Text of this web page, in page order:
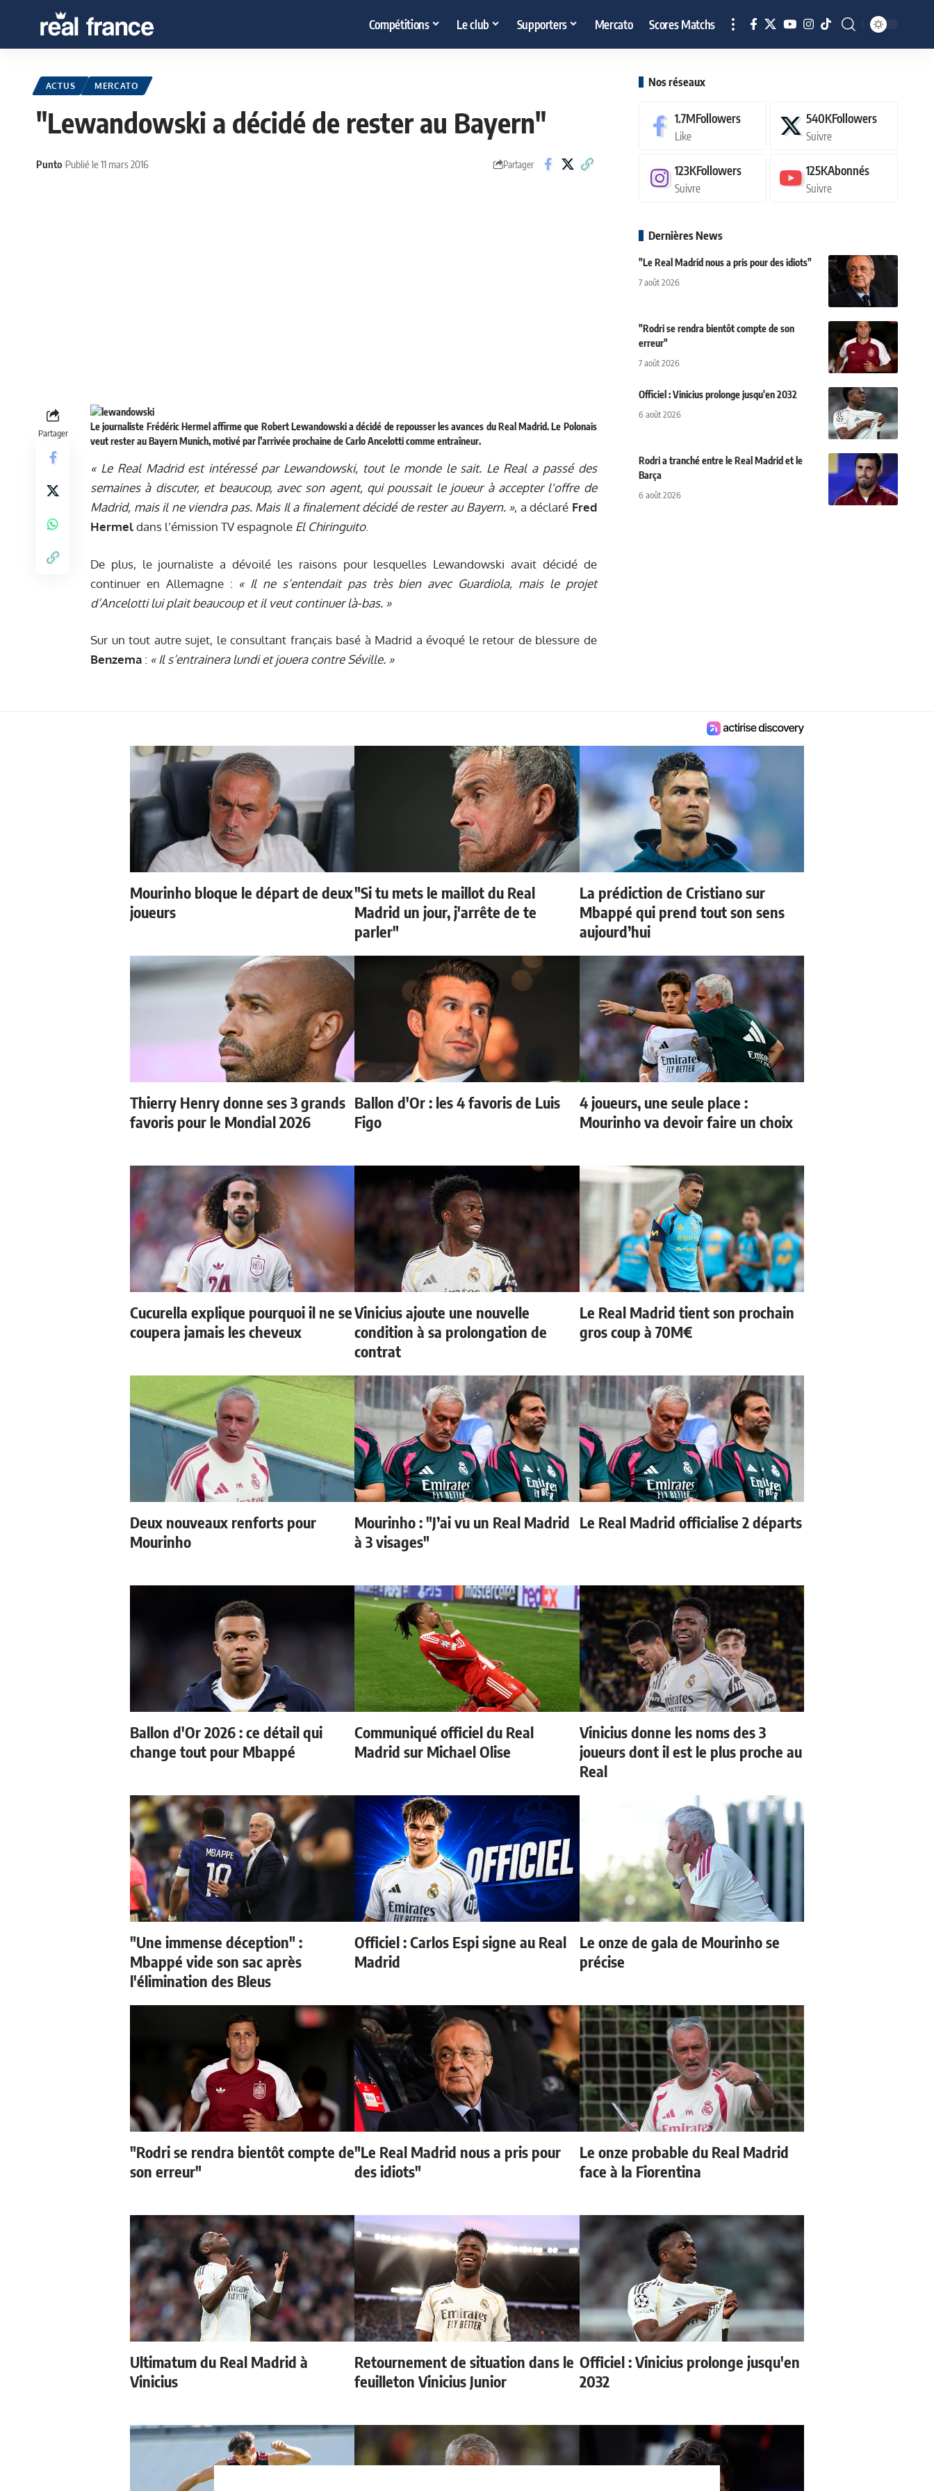
Compétitions Le club Supporters Mercato Scores Matchs
ACTUS MERCATO
"Lewandowski a décidé de rester au Bayern"
Punto Publié le 11 mars 2016 Partager
Partager
Le journaliste Frédéric Hermel affirme que Robert Lewandowski a décidé de repousser les avances du Real Madrid. Le Polonais
veut rester au Bayern Munich, motivé par l’arrivée prochaine de Carlo Ancelotti comme entraîneur.
« Le Real Madrid est intéressé par Lewandowski, tout le monde le sait. Le Real a passé des
semaines à discuter, et beaucoup, avec son agent, qui poussait le joueur à accepter l'offre de
Madrid, mais il ne viendra pas. Mais Il a finalement décidé de rester au Bayern. », a déclaré Fred
Hermeldans l’émission TV espagnole El Chiringuito.
De plus, le journaliste a dévoilé les raisons pour lesquelles Lewandowski avait décidé de
continuer en Allemagne : « Il ne s’entendait pas très bien avec Guardiola, mais le projet
d’Ancelotti lui plait beaucoup et il veut continuer là-bas. »
Sur un tout autre sujet, le consultant français basé à Madrid a évoqué le retour de blessure de
Benzema : « Il s’entrainera lundi et jouera contre Séville. »
Nos réseaux
1.7MFollowers
Like
540KFollowers
Suivre
123KFollowers
Suivre
125KAbonnés
Suivre
Dernières News
"Le Real Madrid nous a pris pour des idiots"
7 août 2026
"Rodri se rendra bientôt compte de son
erreur"
7 août 2026
Officiel : Vinicius prolonge jusqu'en 2032
6 août 2026
Rodri a tranché entre le Real Madrid et le
Barça
6 août 2026
Mourinho bloque le départ de deux
joueurs
"Si tu mets le maillot du Real
Madrid un jour, j'arrête de te
parler"
La prédiction de Cristiano sur
Mbappé qui prend tout son sens
aujourd’hui
Thierry Henry donne ses 3 grands
favoris pour le Mondial 2026
Ballon d'Or : les 4 favoris de Luis
Figo
4 joueurs, une seule place :
Mourinho va devoir faire un choix
Cucurella explique pourquoi il ne se
coupera jamais les cheveux
Vinicius ajoute une nouvelle
condition à sa prolongation de
contrat
Le Real Madrid tient son prochain
gros coup à 70M€
Deux nouveaux renforts pour
Mourinho
Mourinho : "J’ai vu un Real Madrid
à 3 visages"
Le Real Madrid officialise 2 départs
Ballon d'Or 2026 : ce détail qui
change tout pour Mbappé
Communiqué officiel du Real
Madrid sur Michael Olise
Vinicius donne les noms des 3
joueurs dont il est le plus proche au
Real
"Une immense déception" :
Mbappé vide son sac après
l'élimination des Bleus
Officiel : Carlos Espi signe au Real
Madrid
Le onze de gala de Mourinho se
précise
"Rodri se rendra bientôt compte de
son erreur"
"Le Real Madrid nous a pris pour
des idiots"
Le onze probable du Real Madrid
face à la Fiorentina
Ultimatum du Real Madrid à
Vinicius
Retournement de situation dans le
feuilleton Vinicius Junior
Officiel : Vinicius prolonge jusqu'en
2032